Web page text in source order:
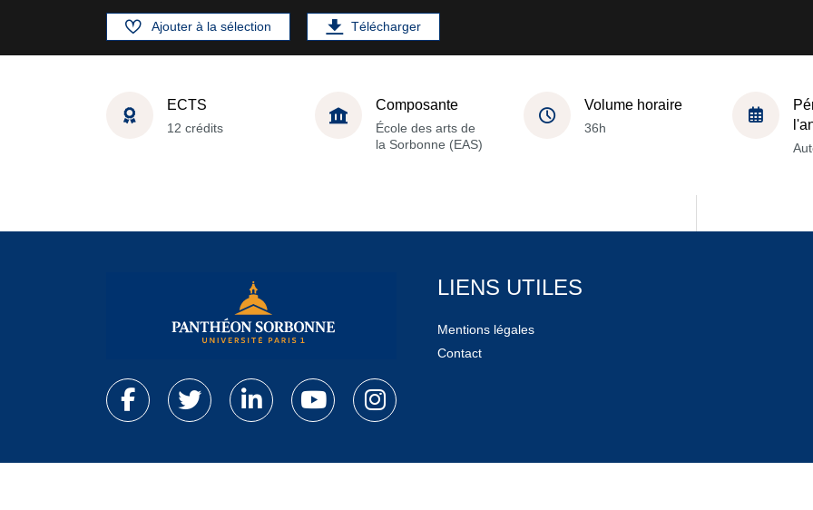
Ajouter à la sélection Télécharger
ECTS
12 crédits
Composante
École des arts de
la Sorbonne (EAS)
Volume horaire
36h
LIENS UTILES
Mentions légales
Contact